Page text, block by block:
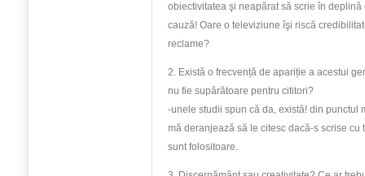
obiectivitatea şi neapărat să scrie în deplină
cauză! Oare o televiziune îşi riscă
reclame?
2. Există o frecvență de apariție a acestui
nu fie supărătoare pentru cititori?
-unele studii spun că da, există! din punctul
mă deranjează să le citesc dacă-s scrise cu
sunt folositoare.